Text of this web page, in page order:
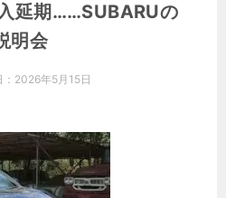
延期……SUBARUの
明会
2026年5月15日